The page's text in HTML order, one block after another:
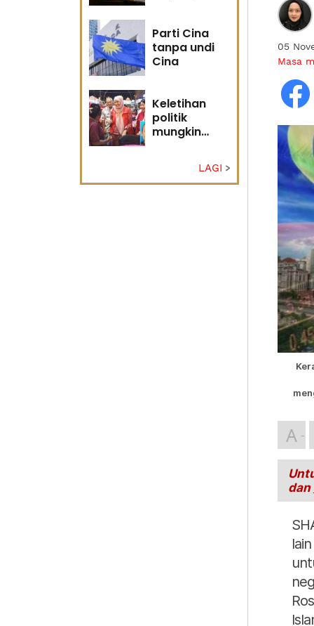
Parti Cina
tanpa undi
Cina
Keletihan
politik
mungkin
Penganalisis
LAGI
05
Masa
A
dan